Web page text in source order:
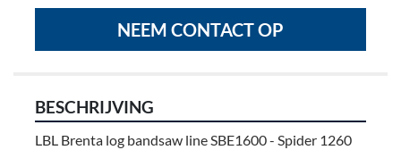
NEEM CONTACT OP
BESCHRIJVING
LBL Brenta log bandsaw line SBE1600 - Spider 1260